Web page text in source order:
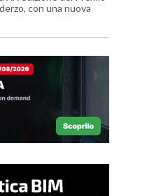
con una nuova